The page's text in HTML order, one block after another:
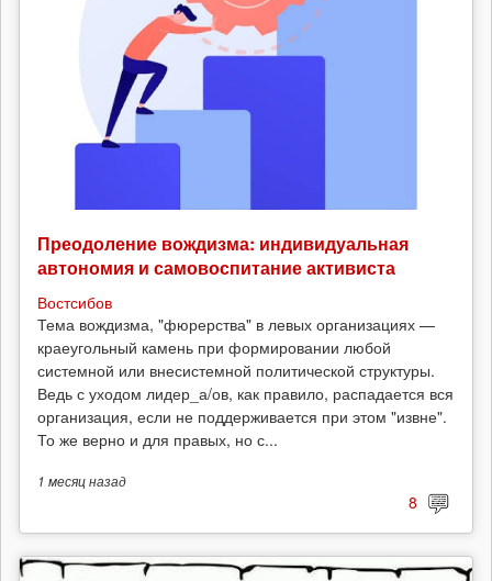
Преодоление вождизма: индивидуальная
автономия и самовоспитание активиста
Востсибов
Тема вождизма, "фюрерства" в левых организациях —
краеугольный камень при формировании любой
системной или внесистемной политической структуры.
Ведь с уходом лидер_а/ов, как правило, распадается вся
организация, если не поддерживается при этом "извне".
То же верно и для правых, но с...
1 месяцназад
8